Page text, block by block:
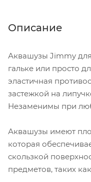
Описание
Аквашузы Jimmy
гальке или просто
эластичная
застежкой на
Незаменимы при
Аквашузы имеют
которая
скользкой
предметов, таких